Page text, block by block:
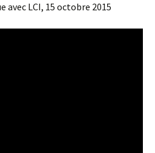
avec LCI, 15 octobre 2015